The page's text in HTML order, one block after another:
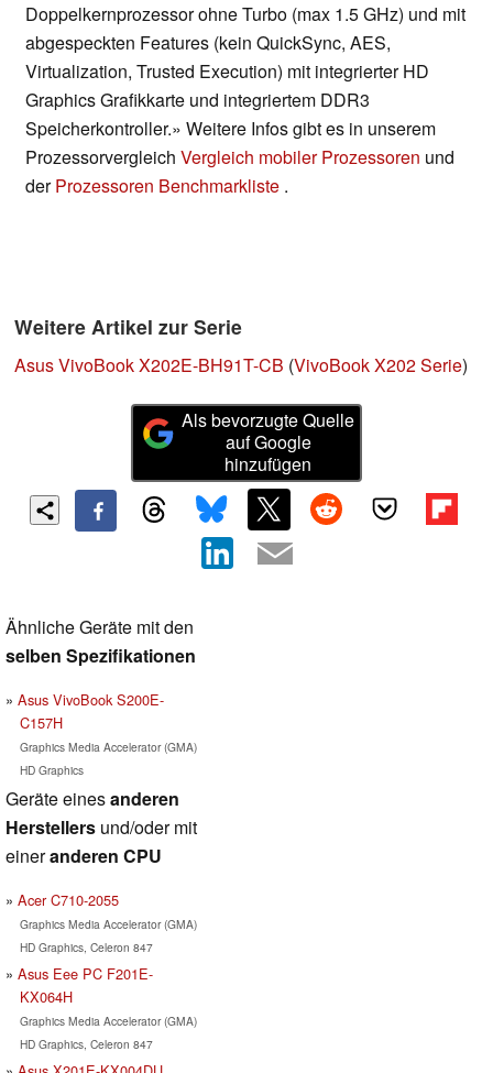
Doppelkernprozessor ohne Turbo (max 1.5 GHz) und mit
abgespeckten Features (kein QuickSync, AES,
Virtualization, Trusted Execution) mit integrierter HD
Graphics Grafikkarte und integriertem DDR3
Speicherkontroller.» Weitere Infos gibt es in unserem
Prozessorvergleich Vergleich mobiler Prozessoren und
derProzessoren Benchmarkliste .
Weitere Artikel zur Serie
Asus VivoBook X202E-BH91T-CB (VivoBook X202 Serie)
Als bevorzugte Quelle
auf Google
hinzufügen
Ähnliche Geräte mit den
selben Spezifikationen
Asus VivoBook S200E-
C157H
Graphics Media Accelerator (GMA)
HD Graphics
Geräte einesanderen
Herstellers und/oder mit
eineranderen CPU
Acer C710-2055
Graphics Media Accelerator (GMA)
HD Graphics, Celeron 847
Asus Eee PC F201E-
KX064H
Graphics Media Accelerator (GMA)
HD Graphics, Celeron 847